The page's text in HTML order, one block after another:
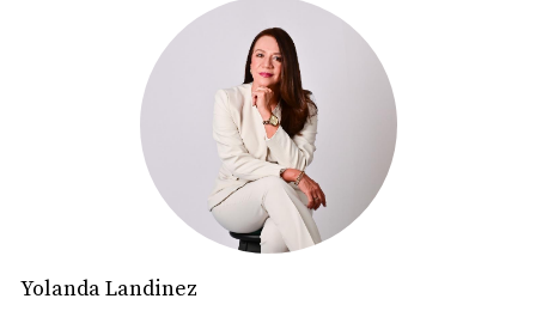
homogéneo. Los precios varían significativamente según
la zona, el tipo de proyecto y el nivel de desarrollo. Por
ejemplo, propiedades en Cap Cana, Downtown Punta
Cana o Bávaro pueden tener diferencias de precio
importantes incluso con características similares.
Investigar el precio de mercado te ayuda a:
Evitar pagar sobreprecio por una propiedad.
Detectar oportunidades de inversión con alta
Yolanda Landinez